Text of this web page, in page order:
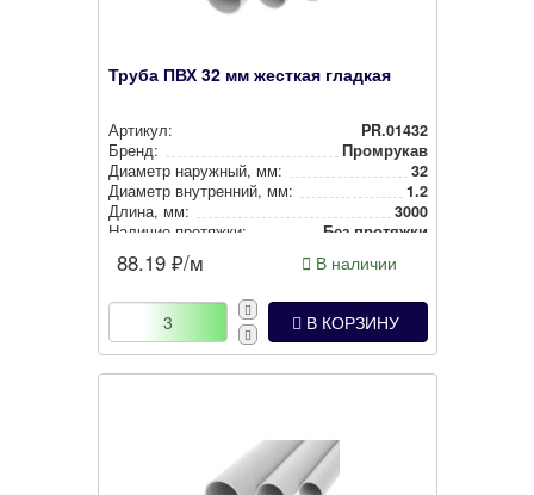
Труба ПВХ 32 мм жесткая гладкая
Артикул:
PR.01432
Бренд:
Промрукав
Диаметр наружный, мм:
32
Диаметр внут­рен­ний, мм:
1.2
Длина, мм:
3000
Наличие протяжки:
Без протяжки
88.19 ₽/м В наличии
В КОРЗИНУ